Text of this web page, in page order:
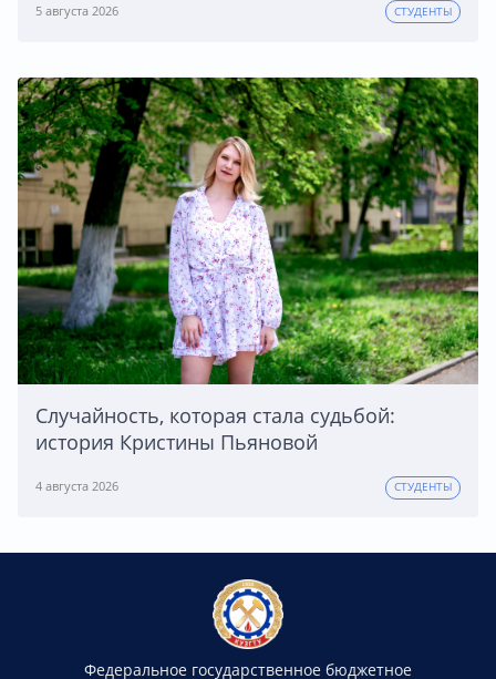
5 августа 2026 СТУДЕНТЫ
Случайность, которая стала судьбой:
история Кристины Пьяновой
4 августа 2026 СТУДЕНТЫ
Федеральное государственное бюджетное